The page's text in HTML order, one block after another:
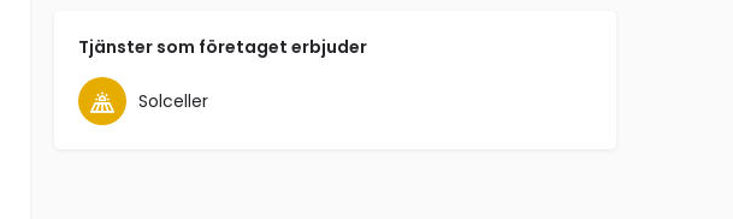
Tjänster som företaget erbjuder
Solceller